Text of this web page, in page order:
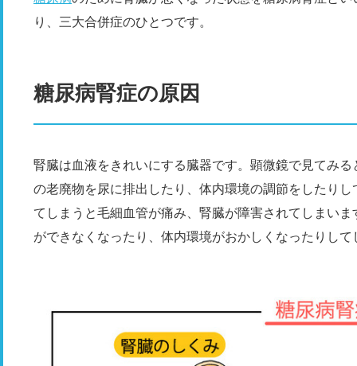
り、三大合併症のひとつです。
糖尿病腎症の原因
腎臓は血液をきれいにする臓器です。顕微鏡で見てみ
の老廃物を尿に排出したり、体内環境の調節をしたり
てしまうと毛細血管が痛み、腎臓が障害されてしまい
ができなくなったり、体内環境がおかしくなったりして